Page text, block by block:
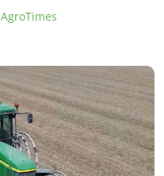
AgroTimes